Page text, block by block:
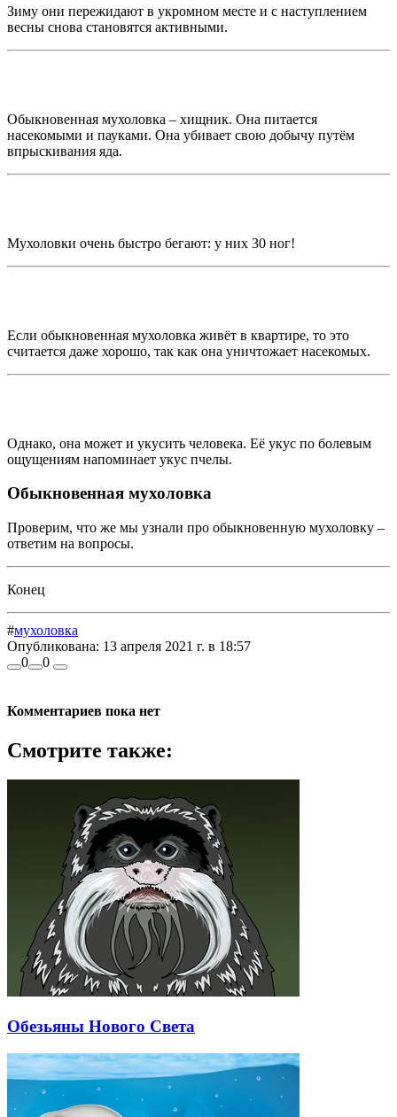
Зиму они пережидают в укромном месте и с наступлением
весны снова становятся активными.
Обыкновенная мухоловка – хищник. Она питается
насекомыми и пауками. Она убивает свою добычу путём
впрыскивания яда.
Мухоловки очень быстро бегают: у них 30 ног!
Если обыкновенная мухоловка живёт в квартире, то это
считается даже хорошо, так как она уничтожает насекомых.
Однако, она может и укусить человека. Её укус по болевым
ощущениям напоминает укус пчелы.
Обыкновенная мухоловка
Проверим, что же мы узнали про обыкновенную мухоловку –
ответим на вопросы.
Конец
#мухоловка
Опубликована: 13 апреля 2021 г. в 18:57
0
0
Комментариев пока нет
Смотрите также:
Обезьяны Нового Света